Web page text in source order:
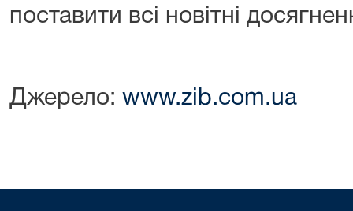
поставити всі новітні
Джерело: www.zib.com.ua